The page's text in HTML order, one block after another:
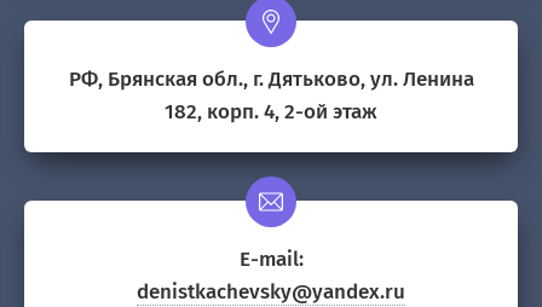
РФ, Брянская обл., г. Дятьково, ул. Ленина
182, корп. 4, 2-ой этаж
E-mail:
denistkachevsky@yandex.ru